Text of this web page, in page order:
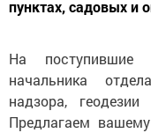
пунктах, садовых и
На поступившие
начальника
надзора,
Предлагаем